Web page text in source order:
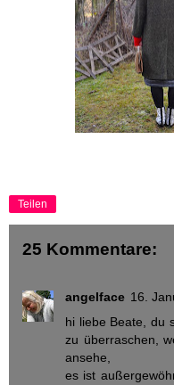
Teilen
25 Kommentare:
angelface 16.
hi liebe Beate, du
zu überraschen,
ansehe,
es ist